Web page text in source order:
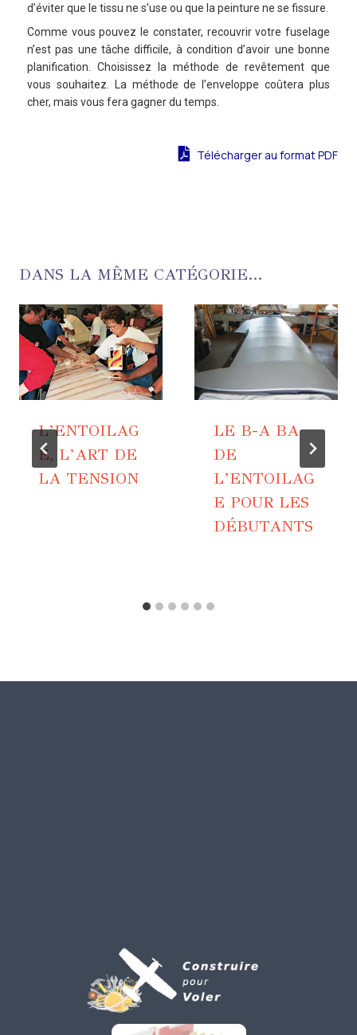
d’éviter que le tissu ne s’use ou que la peinture ne se fissure.
Comme vous pouvez le constater, recouvrir votre fuselage
n’est pas une tâche difficile, à condition d’avoir une bonne
planification. Choisissez la méthode de revêtement que
vous souhaitez. La méthode de l’enveloppe coûtera plus
cher, mais vous fera gagner du temps.
Télécharger au format PDF
DANS LA MÊME CATÉGORIE...
L’ENTOILAG
E, L’ART DE
LA TENSION
LE B-A BA
DE
L’ENTOILAG
E POUR LES
DÉBUTANTS